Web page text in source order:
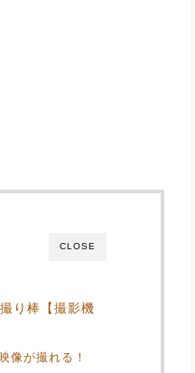
CLOSE
り棒【撮影機
像が撮れる！